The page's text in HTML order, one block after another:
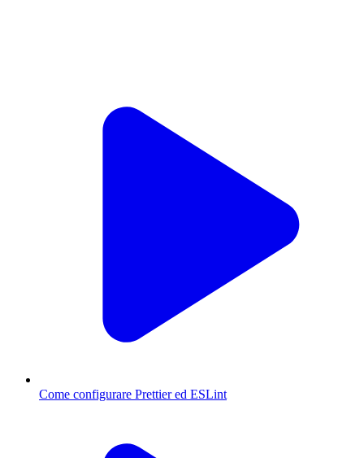
Come configurare Prettier ed ESLint